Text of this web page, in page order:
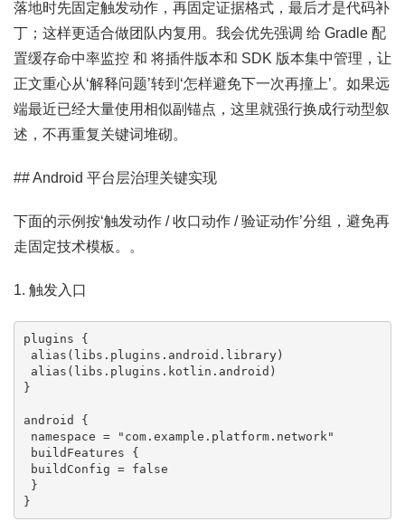
落地时先固定触发动作，再固定证据格式，最后才是代码补
丁；这样更适合做团队内复用。我会优先强调 给 Gradle 配
置缓存命中率监控 和 将插件版本和 SDK 版本集中管理，让
正文重心从‘解释问题’转到‘怎样避免下一次再撞上’。如果远
端最近已经大量使用相似副锚点，这里就强行换成行动型叙
述，不再重复关键词堆砌。
## Android 平台层治理关键实现
下面的示例按‘触发动作 / 收口动作 / 验证动作’分组，避免再
走固定技术模板。。
1. 触发入口
plugins {
}
android {
}